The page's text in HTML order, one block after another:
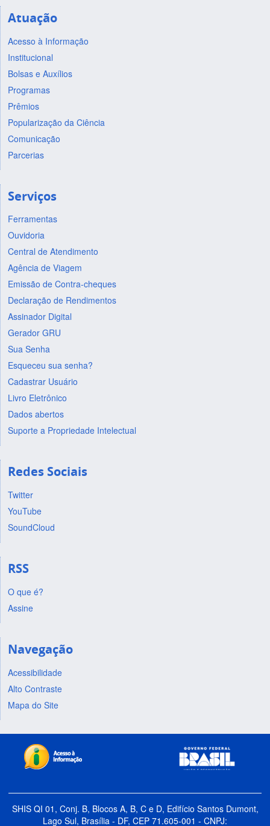
Atuação
Acesso à Informação
Institucional
Bolsas e Auxílios
Programas
Prêmios
Popularização da Ciência
Comunicação
Parcerias
Serviços
Ferramentas
Ouvidoria
Central de Atendimento
Agência de Viagem
Emissão de Contra-cheques
Declaração de Rendimentos
Assinador Digital
Gerador GRU
Sua Senha
Esqueceu sua senha?
Cadastrar Usuário
Livro Eletrônico
Dados abertos
Suporte a Propriedade Intelectual
Redes Sociais
Twitter
YouTube
SoundCloud
RSS
O que é?
Assine
Navegação
Acessibilidade
Alto Contraste
Mapa do Site
SHIS QI 01, Conj. B, Blocos A, B, C e D, Edifício Santos Dumont,
Lago Sul, Brasília - DF, CEP 71.605-001 - CNPJ: